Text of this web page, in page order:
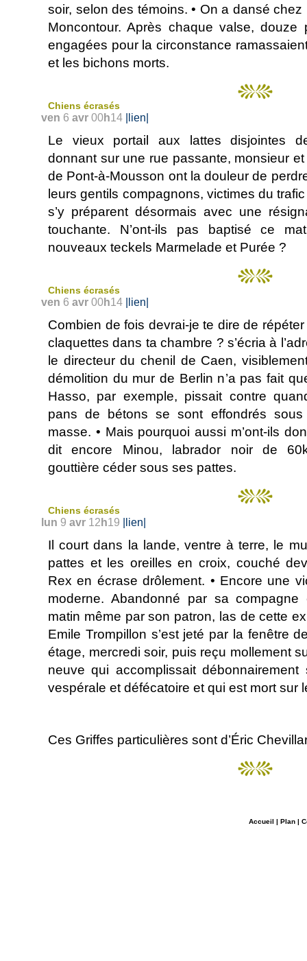
soir, selon des témoins. • On a dansé
Moncontour. Après chaque valse, douze
engagées pour la circonstance
et les bichons morts.
Chiens écrasés
ven 6 avr 00h14 |lien|
Le vieux portail aux lattes disjointes
donnant sur une rue passante, monsieur
de Pont-à-Mousson ont la douleur de
leurs gentils compagnons, victimes du
s’y préparent désormais avec une
touchante. N’ont-ils pas baptisé ce
nouveaux teckels Marmelade et Purée ?
Chiens écrasés
ven 6 avr 00h14 |lien|
Combien de fois devrai-je te dire de
claquettes dans ta chambre ? s’écria à
le directeur du chenil de Caen,
démolition du mur de Berlin n’a pas fait
Hasso, par exemple, pissait contre
pans de bétons se sont effondrés
masse. • Mais pourquoi aussi m’ont-ils
dit encore Minou, labrador noir de
gouttière céder sous ses pattes.
Chiens écrasés
lun 9 avr 12 h19 |lien|
Il court dans la lande, ventre à terre, le
pattes et les oreilles en croix, couché
Rex en écrase drôlement. • Encore une
moderne. Abandonné par sa
matin même par son patron, las de cette
Emile Trompillon s’est jeté par la fenêtre
étage, mercredi soir, puis reçu mollement
neuve qui accomplissait débonnairement
vespérale et défécatoire et qui est mort sur
Ces Griffes particulières sont d’Éric
Accueil | Plan|